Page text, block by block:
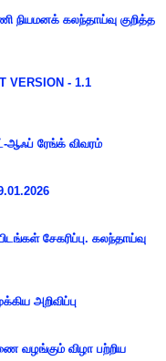
நியமனக் கலந்தாய்வு குறித்த
VERSION - 1.1
ஆஃப் ரேங்க் விவரம்
சேகரிப்பு. கலந்தாய்வு
அறிவிப்பு
வழங்கும் விழா பற்றிய